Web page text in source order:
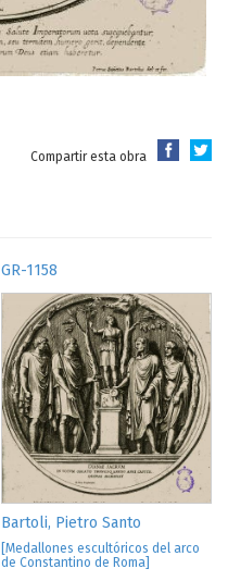
Compartir esta obra
GR-1158
Bartoli, Pietro Santo
[Medallones escultóricos del arco
de Constantino de Roma]